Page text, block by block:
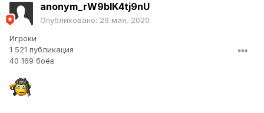
anonym_rW9bIK4tj9nU
Опубликовано: 29 мая, 2020
Игроки
1 521 публикация
40 169 боёв